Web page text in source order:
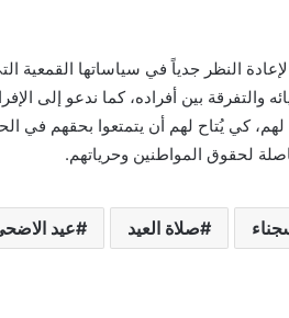
النظر جدياً في سياساتها القمعية
بين أفراده، كما ندعو إلى
كي يُتاح لهم أن يتمتعوا بحقهم في
لحقوق المواطنين وحرياتهم.
صلاة العيد عيد